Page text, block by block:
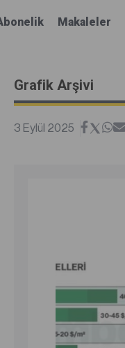
Makaleler
Grafik Arşivi
3 Eylül 2025